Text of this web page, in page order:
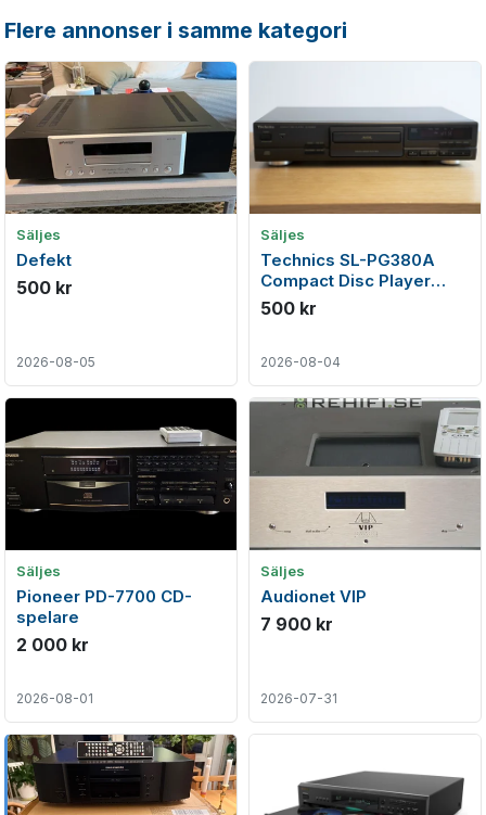
Flere annonser i samme kategori
Säljes
Defekt
500 kr
2026-08-05
Säljes
Technics SL-PG380A
Compact Disc Player
(1996-98)
500 kr
2026-08-04
Säljes
Pioneer PD-7700 CD-
spelare
2 000 kr
2026-08-01
Säljes
Audionet VIP
7 900 kr
2026-07-31